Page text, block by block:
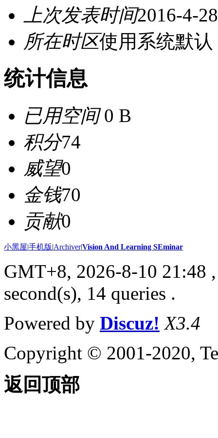
上次发表时间2016-4-
所在时区使用系统默认
统计信息
已用空间0 B
积分74
威望0
金钱70
贡献0
小黑屋|手机版|Archiver|Vision And Learning SEminar
GMT+8, 2026-8-10 21:48
second(s), 14 queries .
Powered by Discuz! X3.4
Copyright © 2001-2020,
返回顶部